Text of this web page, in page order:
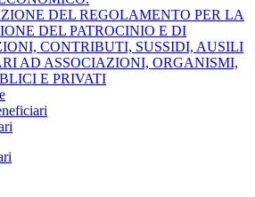
DEL REGOLAMENTO PER LA
DEL PATROCINIO E DI
CONTRIBUTI, SUSSIDI, AUSILI
AD ASSOCIAZIONI, ORGANISMI,
E PRIVATI